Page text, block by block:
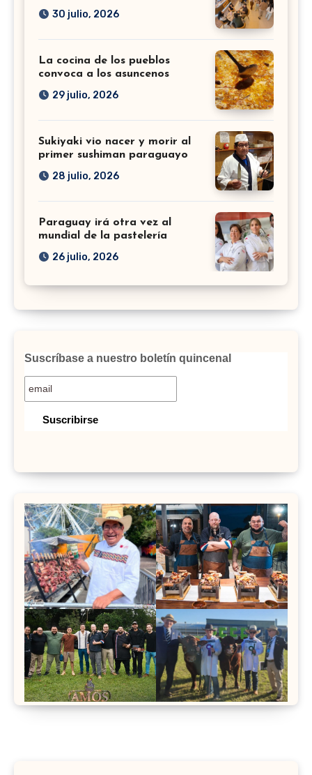
30 julio, 2026
La cocina de los pueblos
convoca a los asuncenos
29 julio, 2026
Sukiyaki vio nacer y morir al
primer sushiman paraguayo
28 julio, 2026
Paraguay irá otra vez al
mundial de la pastelería
26 julio, 2026
Suscríbase a nuestro boletín quincenal